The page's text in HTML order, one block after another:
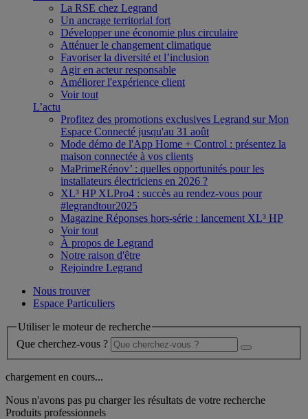
La RSE chez Legrand
Un ancrage territorial fort
Développer une économie plus circulaire
Atténuer le changement climatique
Favoriser la diversité et l’inclusion
Agir en acteur responsable
Améliorer l'expérience client
Voir tout
L’actu
Profitez des promotions exclusives Legrand sur Mon
Espace Connecté jusqu'au 31 août
Mode démo de l'App Home + Control : présentez la
maison connectée à vos clients
MaPrimeRénov’ : quelles opportunités pour les
installateurs électriciens en 2026 ?
XL³ HP XLPro4 : succès au rendez-vous pour
#legrandtour2025
Magazine Réponses hors-série : lancement XL³ HP
Voir tout
À propos de Legrand
Notre raison d'être
Rejoindre Legrand
Nous trouver
Espace Particuliers
Utiliser le moteur de recherche
Que cherchez-vous ?
chargement en cours...
Nous n'avons pas pu charger les résultats de votre recherche
Produits professionnels